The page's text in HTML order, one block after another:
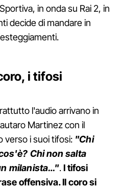
in onda su Rai 2, in
decide di mandare in
i tifosi
l'audio arrivano in
Martinez con il
verso i suoi tifosi: "Chi
Chi non salta
milanista…".I tifosi
offensiva. Il coro si